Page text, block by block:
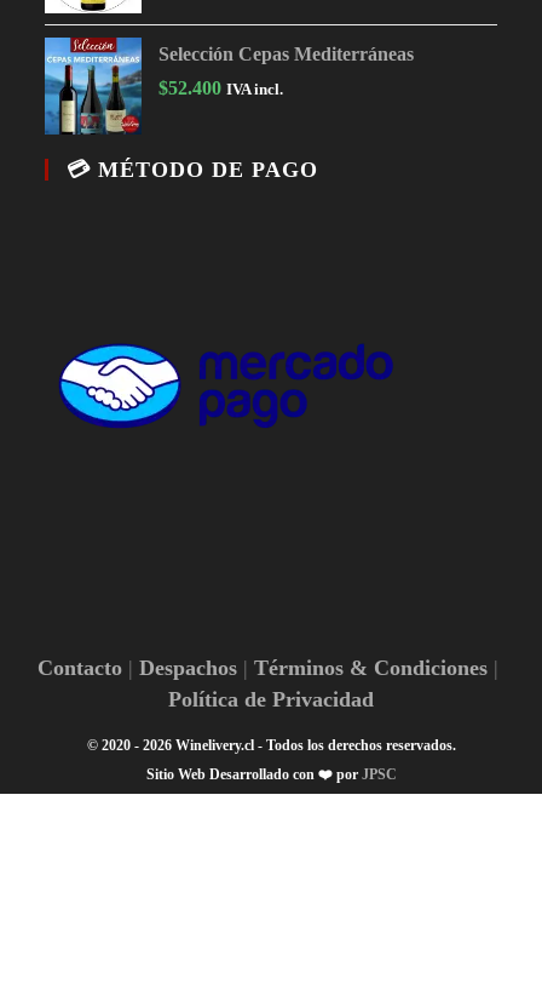
Selección Cepas Mediterráneas
$52.400 IVA incl.
💳 MÉTODO DE PAGO
Contacto Despachos
Términos & Condiciones
Política de Privacidad
© 2020 - 2026 Winelivery.cl - Todos los derechos reservados.
Sitio Web Desarrollado con ❤️ por JPSC